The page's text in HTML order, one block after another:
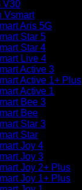
V30
Vsmart
Aris 5G
Star 5
Star 4
Live 4
Active 3
Active 1+ Plus
Active 1
Bee 3
Bee
Star 3
Star
Joy 4
Joy 3
Joy 2+ Plus
Joy 1+ Plus